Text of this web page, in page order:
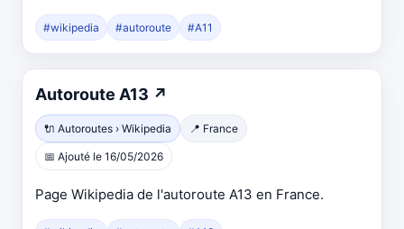
#wikipedia #autoroute #A11
Autoroute A13 ↗
🔌 Autoroutes › Wikipedia 📍 France
📅 Ajouté le 16/05/2026
Page Wikipedia de l'autoroute A13 en France.